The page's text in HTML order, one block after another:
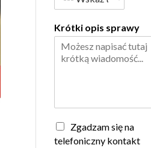
Krótki opis sprawy
Z
g
Zgadzam się na
telefoniczny kontakt